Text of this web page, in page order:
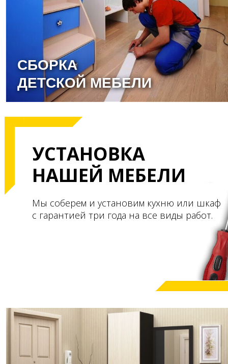
УСТАНОВКА
НАШЕЙ МЕБЕЛИ
Мы соберем и установим кухню или шкаф
с гарантией три года на все виды работ.
СБОРКА
ДЕТСКОЙ МЕБЕЛИ